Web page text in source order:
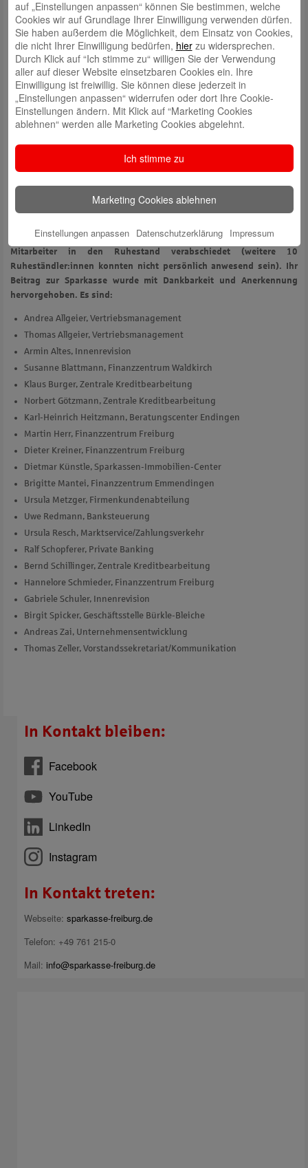
Petra Wolfsperger, Zentrale Kreditbearbeitung
Diese 9 Mitarbeitenden, die sich seit 25 Jahren in den Diensten der
Sparkasse Freiburg Nördlicher-Breisgau bewährt haben, wurden
ebenfalls gewürdigt.
Nicole Alaze, Kunden-Service-Center
Marco Bayer, Vertriebsmanagement
Patricia Haras, Beratungscenter Mooswald
Simon Neumann, Kunden-Service-Center
Raimund Reher, Sparkassen-Immobilien-GmbH
Heinz-Dieter Stremmer, Verwaltungs- und Bauabteilung
In einer herzlichen Geste wurden außerdem 21 Mitarbeiterinnen und
Mitarbeiter in den Ruhestand verabschiedet (weitere 10
Ruheständler:innen konnten nicht persönlich anwesend sein). Ihr
Beitrag zur Sparkasse wurde mit Dankbarkeit und Anerkennung
hervorgehoben. Es sind:
Andrea Allgeier, Vertriebsmanagement
Thomas Allgeier, Vertriebsmanagement
Armin Altes, Innenrevision
Susanne Blattmann, Finanzzentrum Waldkirch
Klaus Burger, Zentrale Kreditbearbeitung
Norbert Götzmann, Zentrale Kreditbearbeitung
Karl-Heinrich Heitzmann, Beratungscenter Endingen
Martin Herr, Finanzzentrum Freiburg
Dieter Kreiner, Finanzzentrum Freiburg
Dietmar Künstle, Sparkassen-Immobilien-Center
Brigitte Mantei, Finanzzentrum Emmendingen
Ursula Metzger, Firmenkundenabteilung
Uwe Redmann, Banksteuerung
Ursula Resch, Marktservice/Zahlungsverkehr
Ralf Schopferer, Private Banking
Bernd Schillinger, Zentrale Kreditbearbeitung
Hannelore Schmieder, Finanzzentrum Freiburg
Gabriele Schuler, Innenrevision
Birgit Spicker, Geschäftsstelle Bürkle-Bleiche
Andreas Zai, Unternehmensentwicklung
Thomas Zeller, Vorstandssekretariat/Kommunikation
In Kontakt bleiben:
Facebook
YouTube
LinkedIn
Instagram
In Kontakt treten:
Webseite: sparkasse-freiburg.de
Telefon: +49 761 215-0
Mail: info@sparkasse-freiburg.de
auf „Einstellungen anpassen“ können Sie bestimmen, welche
Cookies wir auf Grundlage Ihrer Einwilligung verwenden dürfen.
Sie haben außerdem die Möglichkeit, dem Einsatz von Cookies,
die nicht Ihrer Einwilligung bedürfen, hierzu widersprechen.
Durch Klick auf “Ich stimme zu“ willigen Sie der Verwendung
aller auf dieser Website einsetzbaren Cookies ein. Ihre
Einwilligung ist freiwillig. Sie können diese jederzeit in
„Einstellungen anpassen“ widerrufen oder dort Ihre Cookie-
Einstellungen ändern. Mit Klick auf “Marketing Cookies
ablehnen“ werden alle Marketing Cookies abgelehnt.
Ich stimme zu
Marketing Cookies ablehnen
Einstellungen anpassen Datenschutzerklärung Impressum